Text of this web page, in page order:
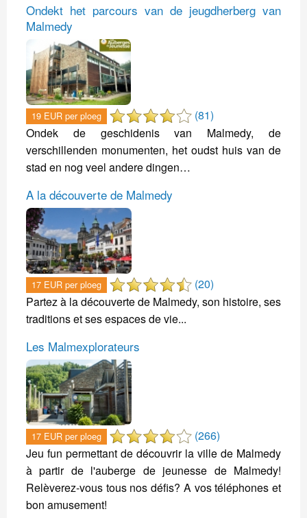
Ondekt het parcours van de jeugdherberg van
Malmedy
19 EUR per ploeg
(81)
Ondek de geschidenis van Malmedy, de
verschillenden monumenten, het oudst huis van de
stad en nog veel andere dingen…
A la découverte de Malmedy
17 EUR per ploeg
(20)
Partez à la découverte de Malmedy, son histoire, ses
traditions et ses espaces de vie...
Les Malmexplorateurs
17 EUR per ploeg
(266)
Jeu fun permettant de découvrir la ville de Malmedy
à partir de l'auberge de jeunesse de Malmedy!
Relèverez-vous tous nos défis? A vos téléphones et
bon amusement!